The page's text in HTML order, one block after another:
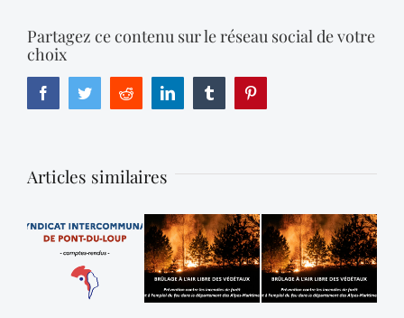
Partagez ce contenu sur le réseau social de votre
choix
FacebookTwitterReddit LinkedIn Tumblr
Articles similaires